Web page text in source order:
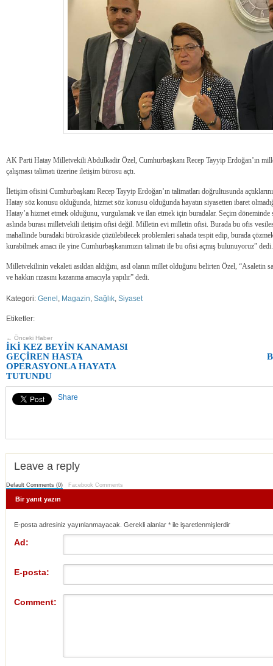
AK Parti Hatay Milletvekili Abdulkadir Özel, Cumhurbaşkanı Recep Tayyip Erdoğan’ın
çalışması talimatı üzerine iletişim bürosu açtı.
İletişim ofisini Cumhurbaşkanı Recep Tayyip Erdoğan’ın talimatları doğrultusunda
Hatay söz konusu olduğunda, hizmet söz konusu olduğunda hayatın siyasetten ibaret
Hatay’a hizmet etmek olduğunu, vurgulamak ve ilan etmek için buradalar. Seçim
aslında burası milletvekili iletişim ofisi değil. Milletin evi milletin ofisi. Burada bu ofis
mahallinde buradaki bürokraside çözülebilecek problemleri sahada tespit edip, burada
kurabilmek amacı ile yine Cumhurbaşkanımızın talimatı ile bu ofisi açmış bulunuyoruz” dedi.
Milletvekilinin vekaleti asıldan aldığını, asıl olanın millet olduğunu belirten Özel, “Asaletin
ve hakkın rızasını kazanma amacıyla yapılır” dedi.
Kategori: Genel , Magazin, Sağlık, Siyaset
Etiketler:
← Önceki Haber
İKİ KEZ BEYİN KANAMASI
GEÇİREN HASTA
OPERASYONLA HAYATA
TUTUNDU
Share
Leave a reply
Default Comments (0) Facebook Comments
Bir yanıt yazın
E-posta adresiniz yayınlanmayacak. Gerekli alanlar * ile işaretlenmişlerdir
Ad:
E-posta:
Comment: